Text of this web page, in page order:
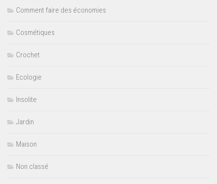
Comment faire des économies
Cosmétiques
Crochet
Ecologie
Insolite
Jardin
Maison
Non classé